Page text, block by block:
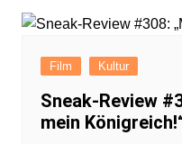
Film Kultur
Sneak-Review
mein